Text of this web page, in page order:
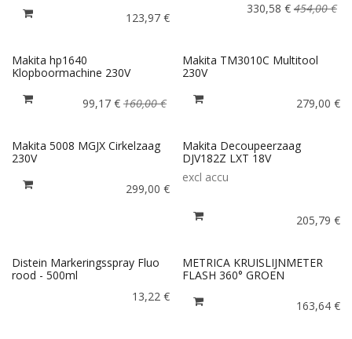
123,97€
330,58 € 454,00€
Makita hp1640
Klopboormachine 230V
99,17€ 160,00€
Makita TM3010C Multitool
230V
279,00 €
Makita 5008 MGJX Cirkelzaag
230V
299,00 €
Makita Decoupeerzaag
DJV182Z LXT 18V
excl accu
205,79 €
Distein Markeringsspray Fluo
rood - 500ml
13,22 €
METRICA KRUISLIJNMETER
FLASH 360° GROEN
163,64€